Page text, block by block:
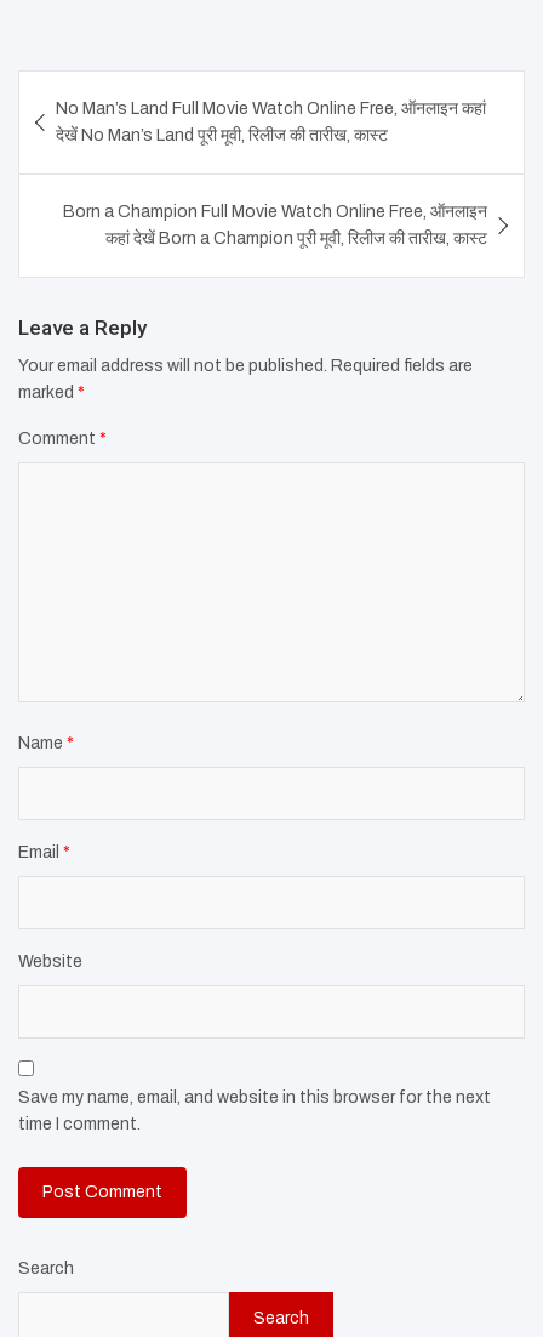
navigation
No Man’s Land Full Movie Watch Online Free, ऑनलाइन कहां
देखें No Man’s Land पूरी मूवी, रिलीज की तारीख, कास्ट
Born a Champion Full Movie Watch Online Free, ऑनलाइन
कहां देखें Born a Champion पूरी मूवी, रिलीज की तारीख, कास्ट
Leave a Reply
Your email address will not be published. Required fields are
marked *
Comment *
Name *
Email *
Website
Save my name, email, and website in this browser for the next
time I comment.
Search
Search